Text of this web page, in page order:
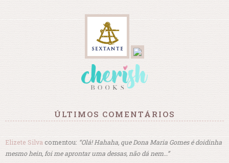
ÚLTIMOS COMENTÁRIOS
Elizete Silva comentou: “Olá! Hahaha, que Dona Maria Gomes é doidinha
mesmo hein, foi me aprontar uma dessas, não dá nem…”